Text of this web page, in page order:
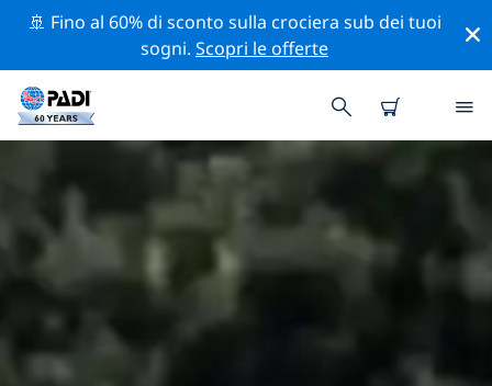
🚢 Fino al 60% di sconto sulla crociera sub dei tuoi
sogni.Scopri le offerte